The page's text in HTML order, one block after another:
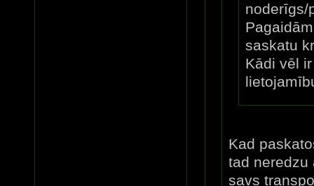
noderīgs/
saskatu
Kādi vēl
Kad
tad neredzu
savs